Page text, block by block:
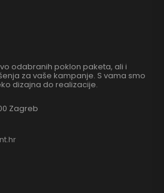
odabranih poklon paketa, ali i
za vaše kampanje. S vama smo
dizajna do realizacije.
Zagreb